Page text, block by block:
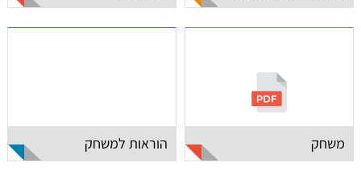
משחק הוראות למשחק